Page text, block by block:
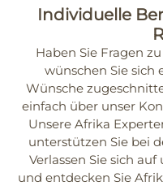
Individuelle
Haben Sie Fragen
wünschen Sie sich
Wünsche
einfach über unser
Unsere Afrika
unterstützen Sie bei
Verlassen Sie sich
und entdecken Sie